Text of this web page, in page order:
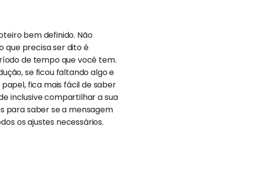
bem definido. Não
que precisa ser dito é
de tempo que você tem.
se ficou faltando algo e
fica mais fácil de saber
inclusive compartilhar a sua
para saber se a mensagem
os ajustes necessários.